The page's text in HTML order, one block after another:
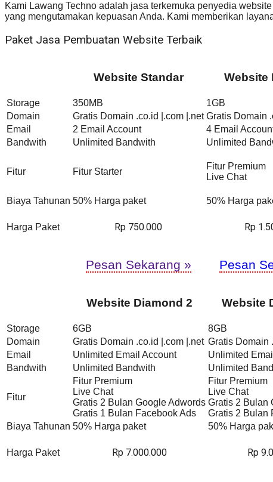
Kami Lawang Techno adalah jasa terkemuka penyedia
yang mengutamakan kepuasan Anda. Kami memberikan
Paket Jasa Pembuatan Website Terbaik
Website Standar Website
Storage 350MB 1GB
Domain
Gratis Domain .co.id |.com |.net Gratis Domain
Email
2 Email Account 4 Email
Bandwith
Unlimited Bandwith Unlimited
Fitur Fitur Starter
Fitur Premium
Live Chat
Biaya Tahunan 50% Harga paket 50% Harga
Harga Paket Rp 750.000 Rp
Pesan Sekarang » Pesan
Website Diamond 2 Website
Storage 6GB 8GB
Domain
Gratis Domain .co.id |.com |.net Gratis Domain
Email
Unlimited Email Account Unlimited
Bandwith
Unlimited Bandwith Unlimited
Fitur
Fitur Premium
Live Chat
Gratis 2 Bulan Google Adwords
Gratis 1 Bulan Facebook Ads
Fitur Premium
Live Chat
Gratis 2 Bulan
Gratis 2 Bulan
Biaya Tahunan 50% Harga paket 50% Harga
Harga Paket Rp 7.000.000 Rp